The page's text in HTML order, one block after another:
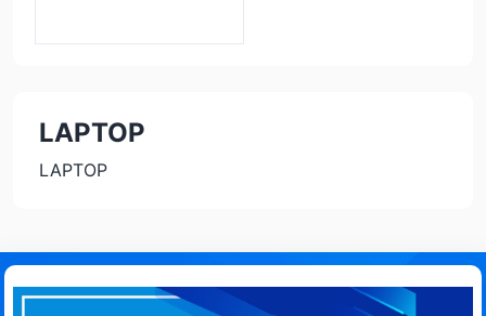
LAPTOP
LAPTOP